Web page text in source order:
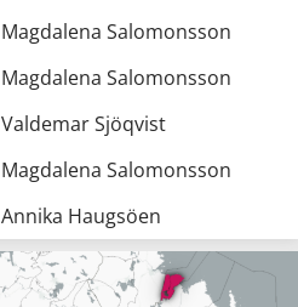
Magdalena Salomonsson
Magdalena Salomonsson
Valdemar Sjöqvist
Magdalena Salomonsson
Annika Haugsöen